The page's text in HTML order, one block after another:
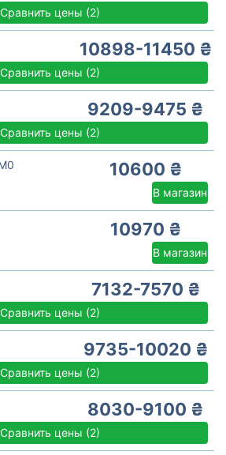
Сравнить цены (2)
10898-11450 ₴
Сравнить цены (2)
9209-9475 ₴
Сравнить цены (2)
10600 ₴
В магазин
10970 ₴
В магазин
7132-7570 ₴
Сравнить цены (2)
9735-10020 ₴
Сравнить цены (2)
8030-9100 ₴
Сравнить цены (2)